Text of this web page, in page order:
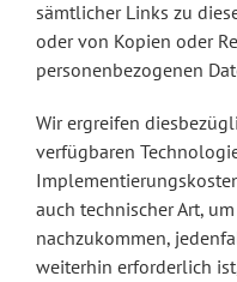
sämtlicher Links zu
oder von Kopien oder
personenbezogenen
Wir ergreifen
verfügbaren
auch technischer Art,
nachzukommen,
weiterhin erforderlich